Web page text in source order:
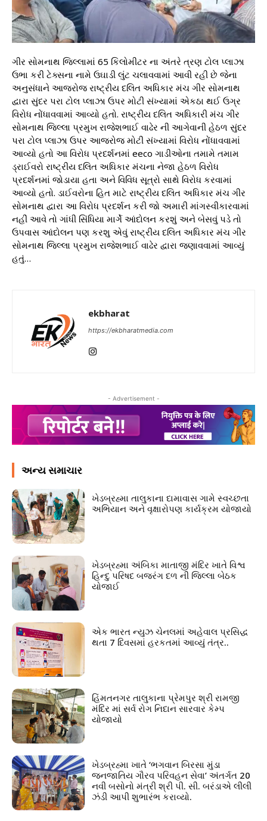
ગીર સોમનાથ જિલ્લામાં 65 કિલોમીટર ના અંતરે ત્રણ ટોલ પ્લાઝા
ઉભા કરી ટેક્સના નામે ઉઘાડી લુંટ ચલાવવામાં આવી રહી છે જેના
અનુસંધાને આજરોજ રાષ્ટ્રીય દલિત અધિકાર મંચ ગીર સોમનાથ
દ્વારા સુંદર પરા ટોલ પ્લાઝા ઉપર મોટી સંખ્યામાં એકઠા થઈ ઉગ્ર
વિરોધ નોંધાવવામાં આવ્યો હતો. રાષ્ટ્રીય દલિત અધિકારી મંચ ગીર
સોમનાથ જિલ્લા પ્રમુખ રાજેશભાઈ વાઢેર ની આગેવાની હેઠળ સુંદર
પરા ટોલ પ્લાઝા ઉપર આજરોજ મોટી સંખ્યામાં વિરોધ નોંધાવવામાં
આવ્યો હતો આ વિરોધ પ્રદર્શનમાં eeco ગાડીઓના તમામે તમામ
ડ્રાઈવરો રાષ્ટ્રીય દલિત અધિકાર મંચના નેજા હેઠળ વિરોધ
પ્રદર્શનમાં જોડાયા હતા અને વિવિધ સૂત્રો સાથે વિરોધ કરવામાં
આવ્યો હતો. ડાઈવરોના હિત માટે રાષ્ટ્રીય દલિત અધિકાર મંચ ગીર
સોમનાથ દ્વારા આ વિરોધ પ્રદર્શન કરી જો અમારી માંગસ્વીકારવામાં
નહીં આવે તો ગાંધી સિંધિયા માર્ગે આંદોલન કરશું અને બેસવું પડે તો
ઉપવાસ આંદોલન પણ કરશુ એવું રાષ્ટ્રીય દલિત અધિકાર મંચ ગીર
સોમનાથ જિલ્લા પ્રમુખ રાજેશભાઈ વાઢેર દ્વારા જણાવવામાં આવ્યું
હતું…
ekbharat
https://ekbharatmedia.com
- Advertisement -
અન્ય સમાચાર
ખેડબ્રહ્મા તાલુકાના દામાવાસ ગામે સ્વચ્છતા
અભિયાન અને વૃક્ષારોપણ કાર્યક્રમ યોજાયો
ખેડબ્રહ્મા અંબિકા માતાજી મંદિર ખાતે વિશ્વ
હિન્દુ પરિષદ બજરંગ દળ ની જિલ્લા બેઠક
યોજાઈ
એક ભારત ન્યુઝ ચેનલમાં અહેવાલ પ્રસિદ્ધ
થતા 7 દિવસમાં હરકતમાં આવ્યું તંત્ર..
હિંમતનગર તાલુકાના પ્રેમપુર શ્રી રામજી
મંદિર માં સર્વ રોગ નિદાન સારવાર કેમ્પ
યોજાયો
ખેડબ્રહ્મા ખાતે ‘ભગવાન બિરસા મુંડા
જનજાતિય ગૌરવ પરિવહન સેવા’ અંતર્ગત 20
નવી બસોનો મંત્રી શ્રી પી. સી. બરંડાએ લીલી
ઝંડી આપી શુભારંભ કરાવ્યો.